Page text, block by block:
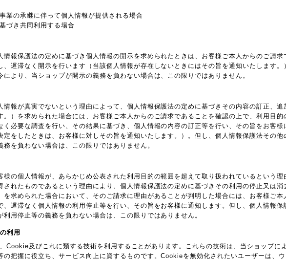
業の承継に伴って個人情報が提供される場合
づき共同利用する場合
情報保護法の定めに基づき個人情報の開示を求められたときは、お客様ご本人からのご請求
、遅滞なく開示を行います（当該個人情報が存在しないときにはその旨を通知いたします。
により、当ショップが開示の義務を負わない場合は、この限りではありません。
情報が真実でないという理由によって、個人情報保護法の定めに基づきその内容の訂正、追
。）を求められた場合には、お客様ご本人からのご請求であることを確認の上で、利用目的
く必要な調査を行い、その結果に基づき、個人情報の内容の訂正等を行い、その旨をお客様
定をしたときは、お客様に対しその旨を通知いたします。）。但し、個人情報保護法その他
を負わない場合は、この限りではありません。
様の個人情報が、あらかじめ公表された利用目的の範囲を超えて取り扱われているという理
されたものであるという理由により、個人情報保護法の定めに基づきその利用の停止又は消
を求められた場合において、そのご請求に理由があることが判明した場合には、お客様ご本
、遅滞なく個人情報の利用停止等を行い、その旨をお客様に通知します。但し、個人情報保
用停止等の義務を負わない場合は、この限りではありません。
利用
Cookie及びこれに類する技術を利用することがあります。これらの技術は、当ショップに
の把握に役立ち、サービス向上に資するものです。Cookieを無効化されたいユーザーは、